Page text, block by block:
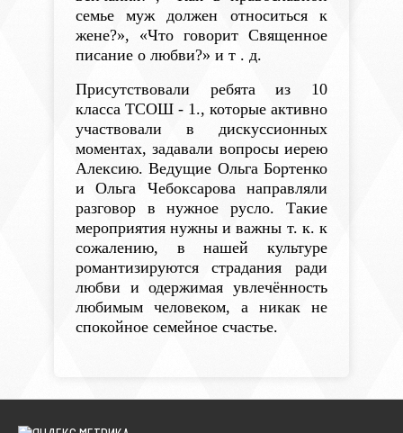
семье муж должен относиться к
жене?», «Что говорит Священное
писание о любви?» и т . д.
Присутствовали ребята из 10
класса ТСОШ - 1., которые активно
участвовали в дискуссионных
моментах, задавали вопросы иерею
Алексию.Ведущие Ольга Бортенко
и Ольга Чебоксарова направляли
разговор в нужное русло.Такие
мероприятия нужны и важны т. к. к
сожалению, в нашей культуре
романтизируются страдания ради
любви и одержимая увлечённость
любимым человеком, а никак не
спокойное семейное счастье.